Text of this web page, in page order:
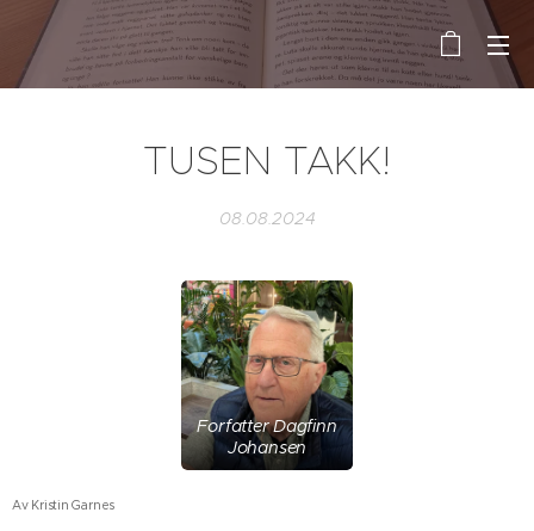
TUSEN TAKK!
08.08.2024
Forfatter Dagfinn
Johansen
Av Kristin Garnes